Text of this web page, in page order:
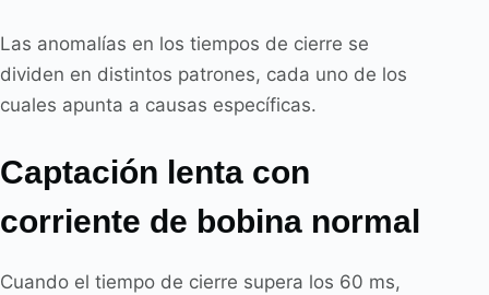
Las anomalías en los tiempos de cierre se
dividen en distintos patrones, cada uno de los
cuales apunta a causas específicas.
Captación lenta con
corriente de bobina normal
Cuando el tiempo de cierre supera los 60 ms,